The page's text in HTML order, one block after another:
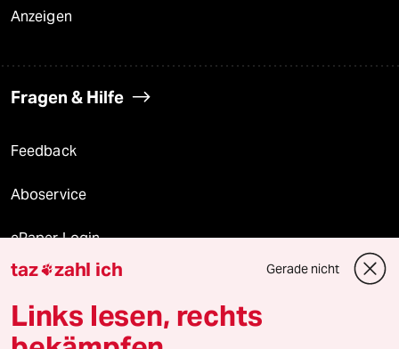
Anzeigen
Fragen & Hilfe
Feedback
Aboservice
ePaper Login
Downloads für Abonnierende
taz zahl ich Gerade nicht
Links lesen, rechts